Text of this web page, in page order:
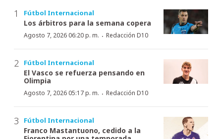
Fútbol Internacional
Los árbitros para la semana copera
Agosto 7, 2026 06:20 p. m. · Redacción D10
Fútbol Internacional
El Vasco se refuerza pensando en
Olimpia
Agosto 7, 2026 05:17 p. m. · Redacción D10
Fútbol Internacional
Franco Mastantuono, cedido a la